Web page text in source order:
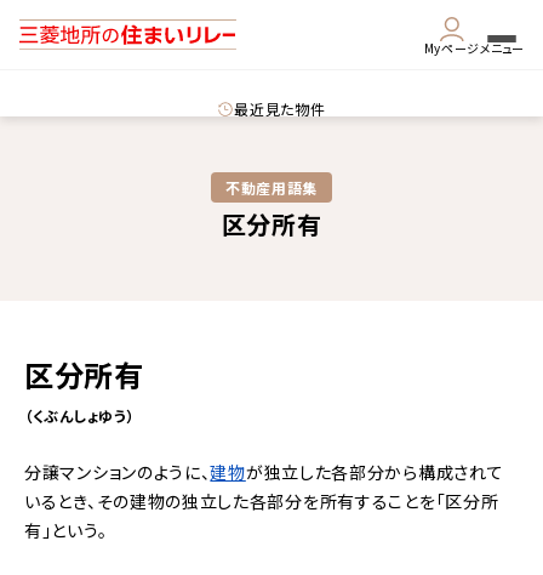
Myページメニュー
最近見た物件
不動産用語集​
区分所有
区分所有
（くぶんしょゆう）
分譲マンションのように、建物が独立した各部分から構成されて
いるとき、その建物の独立した各部分を所有することを「区分所
有」という。